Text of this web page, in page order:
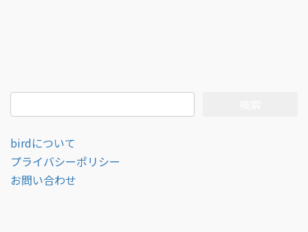
検
索:
birdについて
プライバシーポリシー
お問い合わせ